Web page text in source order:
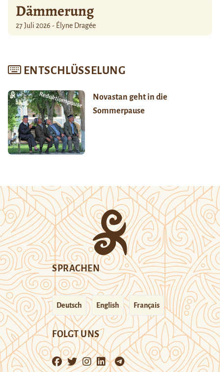
Dämmerung
27 Juli 2026 - Élyne Dragée
ENTSCHLÜSSELUNG
Novastan geht in die
Sommerpause
SPRACHEN
Deutsch English Français
FOLGT UNS